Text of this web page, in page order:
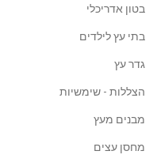
בטון אדריכלי
בתי עץ לילדים
גדר עץ
הצללות - שימשיות
מבנים מעץ
מחסן עצים